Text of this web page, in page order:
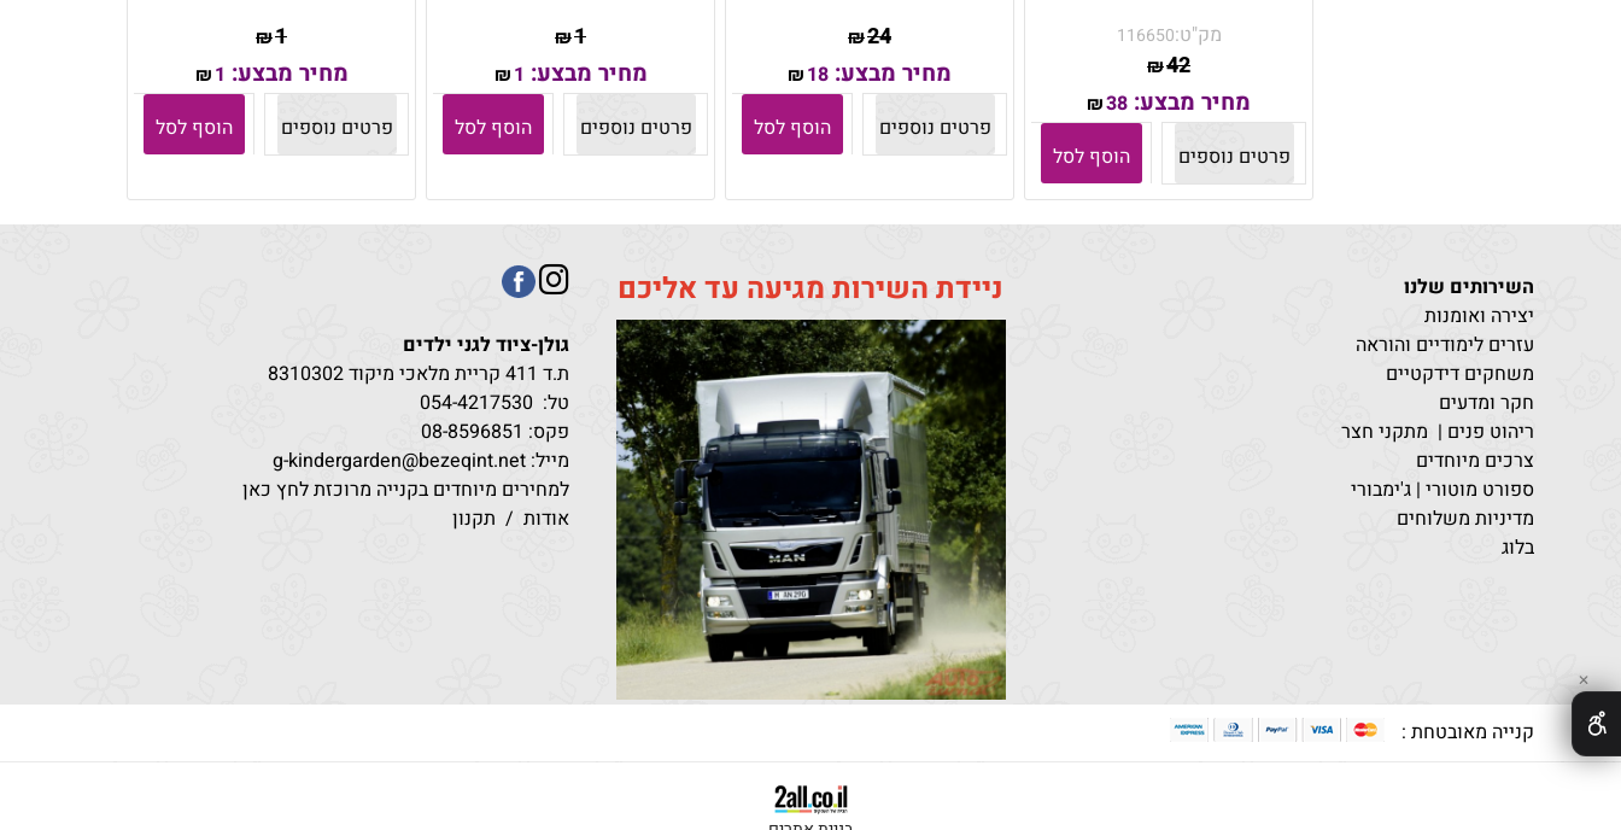
מק"ט:116650
₪42
מחיר מבצע: ₪38
פרטים נוספים
הוסף לסל
₪24
מחיר מבצע: ₪18
פרטים נוספים
הוסף לסל
₪1
מחיר מבצע: ₪1
פרטים נוספים
הוסף לסל
₪1
מחיר מבצע: ₪1
פרטים נוספים
הוסף לסל
השירותים שלנו
יצירה ואומנות
עזרים לימודיים והוראה
משחקים דידקטיים
חקר ומדעים
ריהוט פנים | מתקני חצר
צרכים מיוחדים
ספורט מוטורי | ג'ימבורי
מדיניות משלוחים
בלוג
ניידת השירות מגיעה עד אליכם
גולן-ציוד לגני ילדים
ת.ד 411 קריית מלאכי מיקוד 8310302
טל:
054-4217530
פקס: 08-8596851
מייל: g-kindergarden@bezeqint.net
למחירים מיוחדים בקנייה מרוכזת לחץ כאן
אודות / תקנון
קנייה מאובטחת :
✕